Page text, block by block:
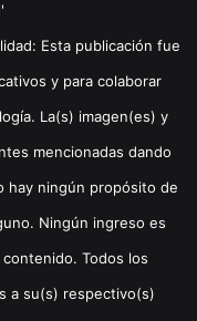
Esta publicación fue
y para colaborar
La(s) imagen(es) y
mencionadas dando
hay ningún propósito de
Ningún ingreso es
Todos los
a su(s) respectivo(s)